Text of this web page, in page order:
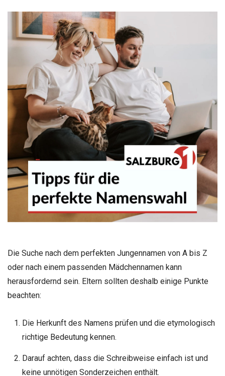
Die Suche nach dem perfekten Jungennamen von A bis Z
oder nach einem passenden Mädchennamen kann
herausfordernd sein. Eltern sollten deshalb einige Punkte
beachten:
Die Herkunft des Namens prüfen und die etymologisch
richtige Bedeutung kennen.
Darauf achten, dass die Schreibweise einfach ist und
keine unnötigen Sonderzeichen enthält.